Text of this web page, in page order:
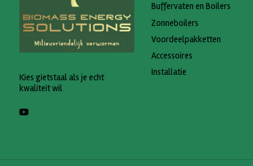
Kies gietstaal als je echt
kwaliteit wil
Buffervaten en Boilers
Zonneboilers
Voordeelpakketten
Accessoires
Installatie